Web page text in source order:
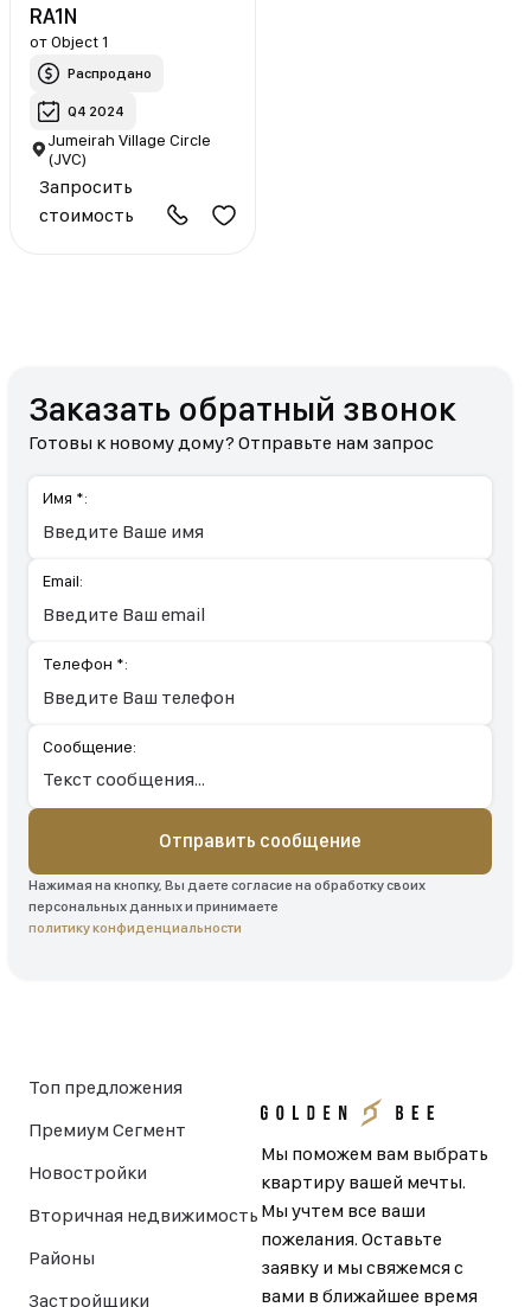
RA1N
отObject 1
Распродано
Q4 2024
Jumeirah Village Circle
(JVC)
Запросить
стоимость
Заказать обратный звонок
Готовы к новому дому? Отправьте нам запрос
Имя *:
Email:
Телефон *:
Сообщение:
Отправить сообщение
Нажимая на кнопку, Вы даете согласие на обработку своих
персональных данных и принимаете
политику конфиденциальности
Мы поможем вам выбрать
квартиру вашей мечты.
Мы учтем все ваши
пожелания. Оставьте
заявку и мы свяжемся с
вами в ближайшее время
Топ предложения
Премиум Сегмент
Новостройки
Вторичная недвижимость
Районы
Застройщики